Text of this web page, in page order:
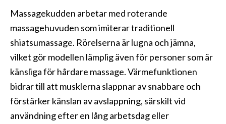
Massagekudden arbetar med roterande
massagehuvuden som imiterar traditionell
shiatsumassage. Rörelserna är lugna och jämna,
vilket gör modellen lämplig även för personer som är
känsliga för hårdare massage. Värmefunktionen
bidrar till att musklerna slappnar av snabbare och
förstärker känslan av avslappning, särskilt vid
användning efter en lång arbetsdag eller